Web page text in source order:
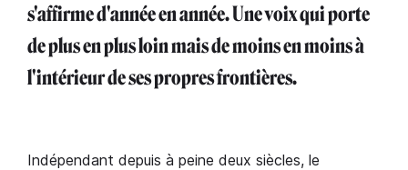
s'affirme d'année en année. Une voix qui porte
de plus en plus loin mais de moins en moins à
l'intérieur de ses propres frontières.
Indépendant depuis à peine deux siècles, le